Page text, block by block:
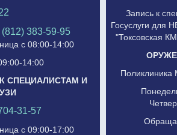
(812) 383-59-95
с 08:00-14:00
14:00
СПЕЦИАЛИСТАМ И
31-57
с 09:00-17:00
Запись к
Госуслуги для
"Токсовская
Поликлиника